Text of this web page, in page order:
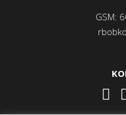
GSM: